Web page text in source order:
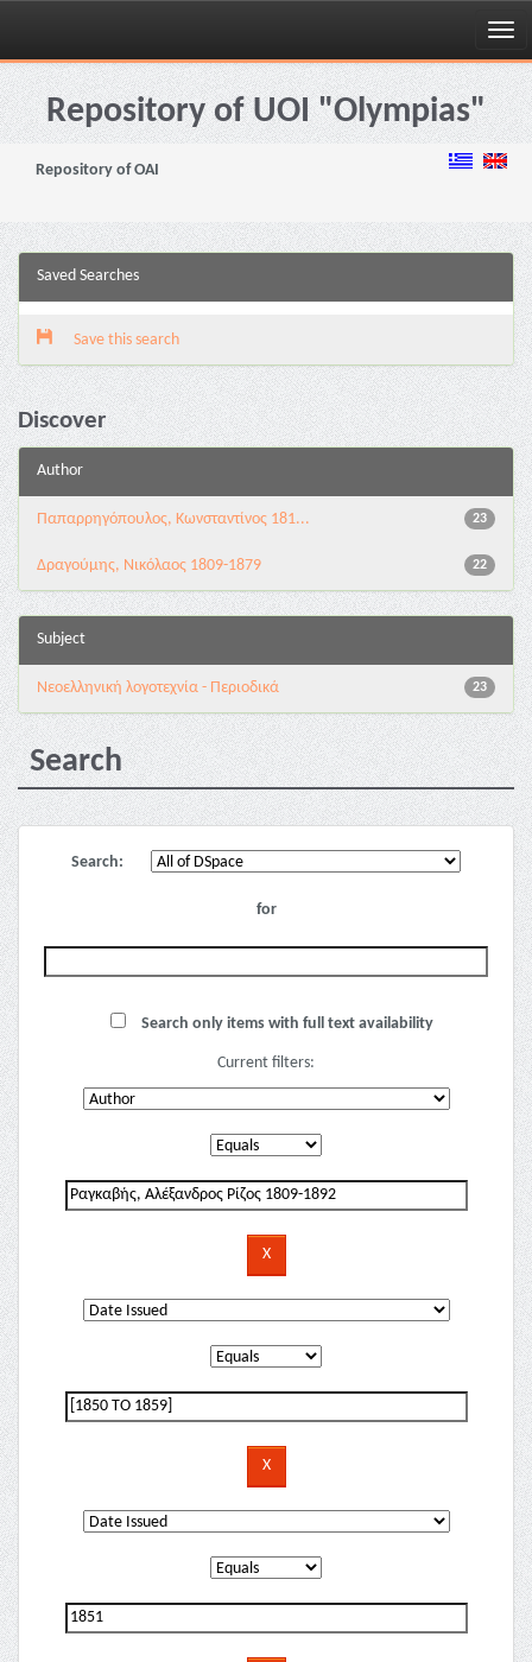
Skip
navigationRepository of UOI "Olympias"
Repository of OAI
Saved Searches
Save this search
Discover
Author
23
Παπαρρηγόπουλος, Κωνσταντίνος 181...
22
Δραγούμης, Νικόλαος 1809-1879
Subject
23
Νεοελληνική λογοτεχνία - Περιοδικά
Search
Search:
for
Search only items with full text availability
Current filters: